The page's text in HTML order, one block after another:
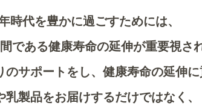
時代を豊かに過ごすためには、
である健康寿命の延伸が重要視さ
のサポートをし、健康寿命の延伸
乳製品をお届けするだけではなく、